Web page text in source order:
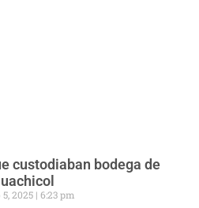
custodiaban bodega de
2025 6:23 pm